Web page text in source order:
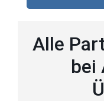
Alle
bei